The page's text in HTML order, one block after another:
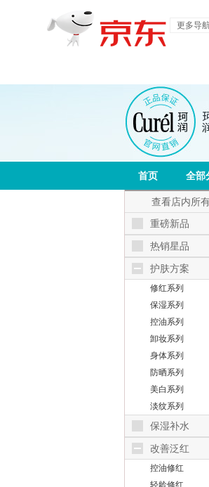
更多导
首页 全部
查看店内所
重磅新品
热销星品
护肤方案
修红系列
保湿系列
控油系列
卸妆系列
身体系列
防晒系列
美白系列
淡纹系列
保湿补水
改善泛红
控油修红
轻龄修红